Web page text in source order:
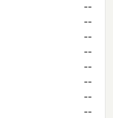
--
--
--
--
--
--
--
--